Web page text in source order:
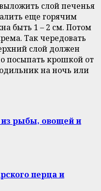
слой печенья
еще горячим
быть 1 – 2 см. Потом
Так чередовать
слой должен
посыпать крошкой от
на ночь или
из рыбы, овощей и
перца и